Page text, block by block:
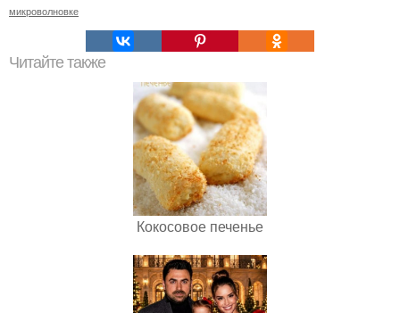
микроволновке
Читайте также
Кокосовое печенье